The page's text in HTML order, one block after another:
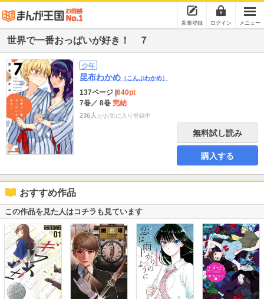
新規登録 ログイン メニュー
世界で一番おっぱいが好き！ ７
少年
昆布わかめ （こんぶわかめ）
137ページ 640pt
7巻／ 8巻 完結
236人 がお気に入り登録中
無料試し読み
購入する
おすすめ作品
この作品を見た人はコチラも見ています